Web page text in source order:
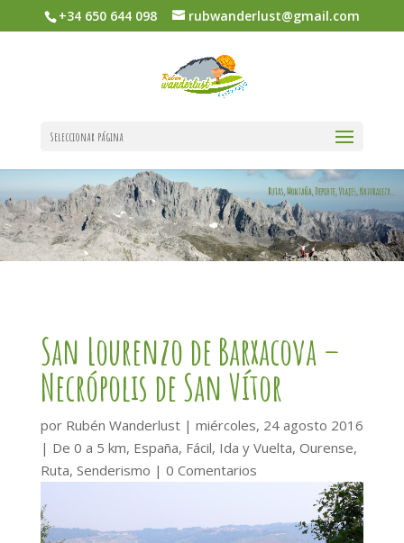
+34 650 644 098 rubwanderlust@gmail.com
Seleccionar página
San Lourenzo de Barxacova –
Necrópolis de San Vítor
por Rubén Wanderlust| miércoles, 24 agosto 2016
| De 0 a 5 km, España, Fácil, Ida y Vuelta, Ourense,
Ruta, Senderismo | 0 Comentarios